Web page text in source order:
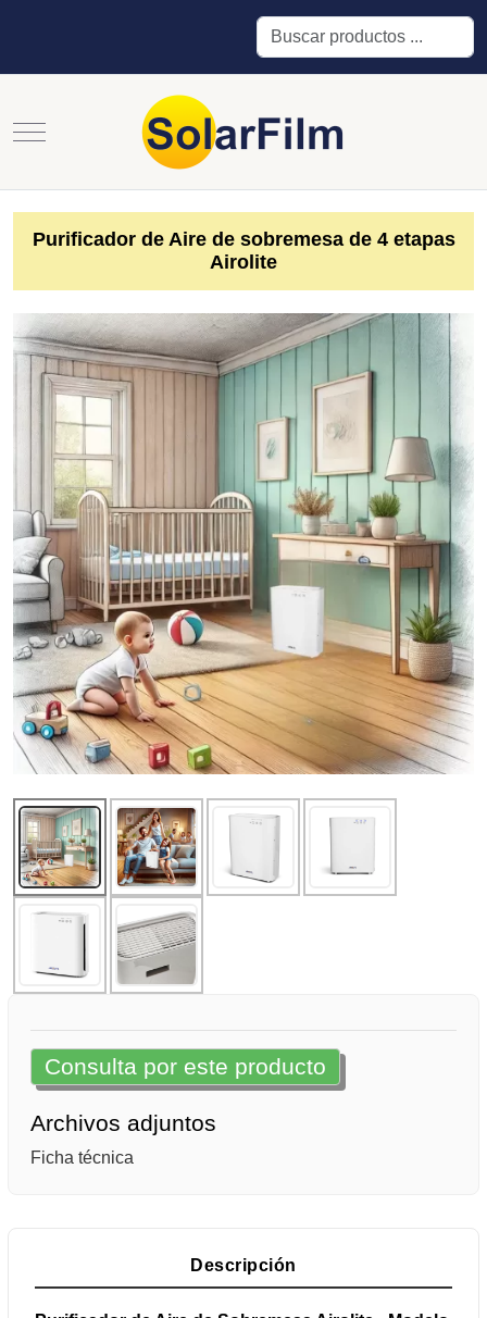
Buscar
Mobile Menu Toggle
Purificador de Aire de sobremesa de 4 etapas
Airolite
Consulta por este producto
Archivos adjuntos
Ficha técnica
Descripción